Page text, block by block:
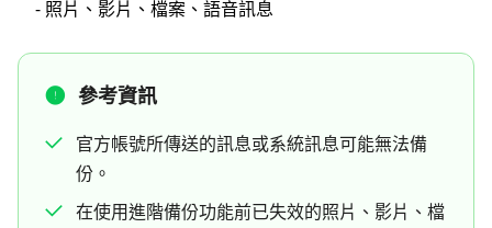
- 照片、影片、檔案、語音訊息
參考資訊
官方帳號所傳送的訊息或系統訊息可能無法備
份。
在使用進階備份功能前已失效的照片、影片、檔